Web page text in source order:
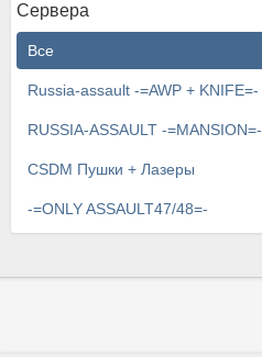
Сервера
Все
Russia-assault -=AWP + KNIFE=-
RUSSIA-ASSAULT -=MANSION=-
CSDM Пушки + Лазеры
-=ONLY ASSAULT47/48=-